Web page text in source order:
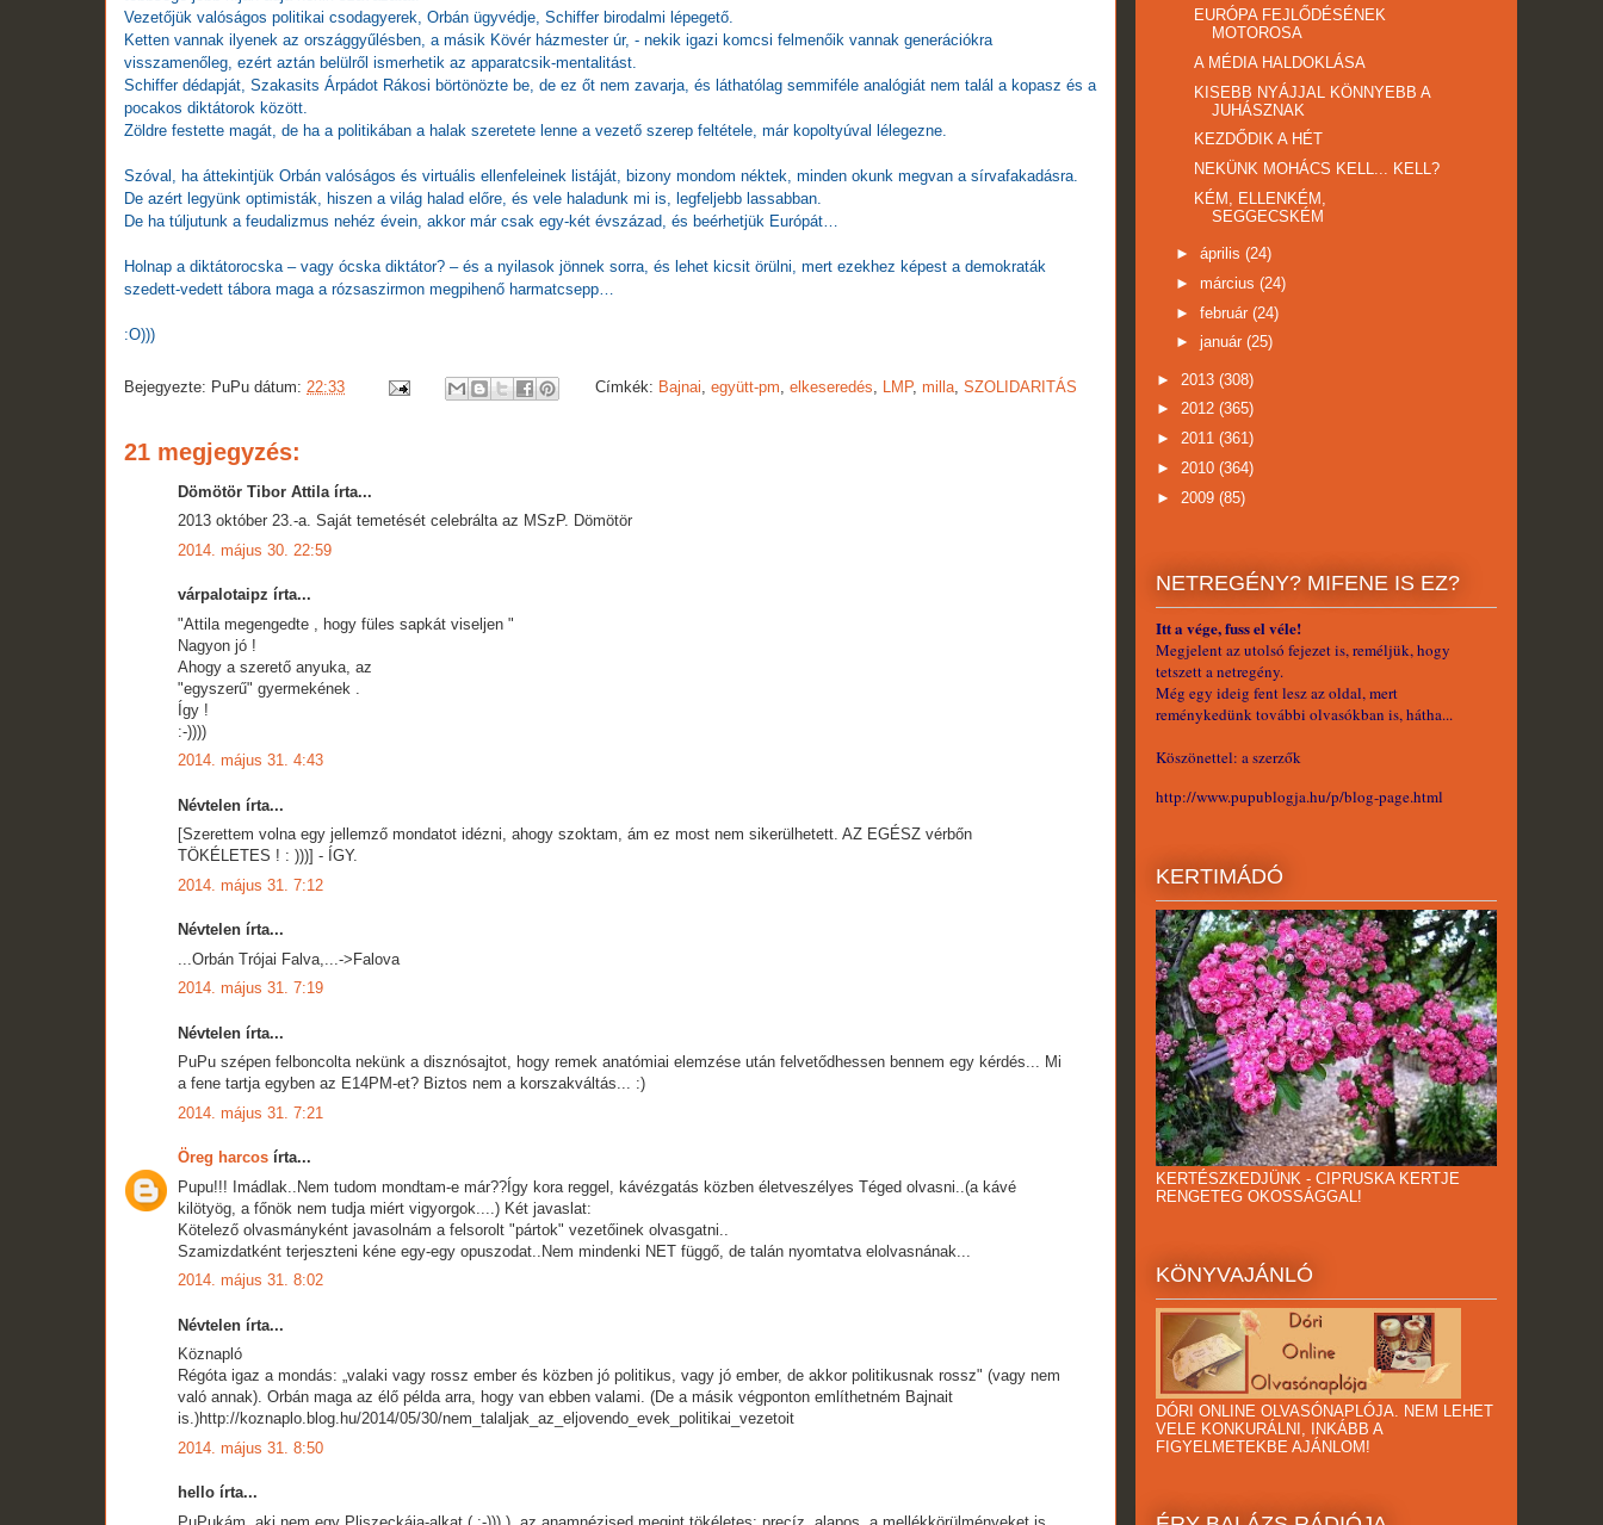
Vezetőjük valóságos politikai csodagyerek, Orbán ügyvédje, Schiffer birodalmi lépegető.
Ketten vannak ilyenek az országgyűlésben, a másik Kövér házmester úr, - nekik igazi komcsi felmenőik vannak generációkra
visszamenőleg, ezért aztán belülről ismerhetik az apparatcsik-mentalitást.
Schiffer dédapját, Szakasits Árpádot Rákosi börtönözte be, de ez őt nem zavarja, és láthatólag semmiféle analógiát nem talál a kopasz és a
pocakos diktátorok között.
Zöldre festette magát, de ha a politikában a halak szeretete lenne a vezető szerep feltétele, már kopoltyúval lélegezne.
Szóval, ha áttekintjük Orbán valóságos és virtuális ellenfeleinek listáját, bizony mondom néktek, minden okunk megvan a sírvafakadásra.
De azért legyünk optimisták, hiszen a világ halad előre, és vele haladunk mi is, legfeljebb lassabban.
De ha túljutunk a feudalizmus nehéz évein, akkor már csak egy-két évszázad, és beérhetjük Európát…
Holnap a diktátorocska – vagy ócska diktátor? – és a nyilasok jönnek sorra, és lehet kicsit örülni, mert ezekhez képest a demokraták
szedett-vedett tábora maga a rózsaszirmon megpihenő harmatcsepp…
:O)))
Bejegyezte: PuPu dátum: 22:33 Címkék: Bajnai együtt-pm elkeseredés LMP, milla, SZOLIDARITÁS
21 megjegyzés:
Dömötör Tibor Attila írta...
2013 október 23.-a. Saját temetését celebrálta az MSzP. Dömötör
2014. május 30. 22:59
várpalotaipz írta...
"Attila megengedte , hogy füles sapkát viseljen "
Nagyon jó !
Ahogy a szerető anyuka, az
"egyszerű" gyermekének .
Így !
:-))))
2014. május 31. 4:43
Névtelen írta...
[Szerettem volna egy jellemző mondatot idézni, ahogy szoktam, ám ez most nem sikerülhetett. AZ EGÉSZ vérbőn
TÖKÉLETES ! : )))] - ÍGY.
2014. május 31. 7:12
Névtelen írta...
...Orbán Trójai Falva,...->Falova
2014. május 31. 7:19
Névtelen írta...
PuPu szépen felboncolta nekünk a disznósajtot, hogy remek anatómiai elemzése után felvetődhessen bennem egy kérdés... Mi
a fene tartja egyben az E14PM-et? Biztos nem a korszakváltás... :)
2014. május 31. 7:21
Öreg harcos írta...
Pupu!!! Imádlak..Nem tudom mondtam-e már??Így kora reggel, kávézgatás közben életveszélyes Téged olvasni..(a kávé
kilötyög, a főnök nem tudja miért vigyorgok....) Két javaslat:
Kötelező olvasmányként javasolnám a felsorolt "pártok" vezetőinek olvasgatni..
Szamizdatként terjeszteni kéne egy-egy opuszodat..Nem mindenki NET függő, de talán nyomtatva elolvasnának...
2014. május 31. 8:02
Névtelen írta...
Köznapló
Régóta igaz a mondás: „valaki vagy rossz ember és közben jó politikus, vagy jó ember, de akkor politikusnak rossz" (vagy nem
való annak). Orbán maga az élő példa arra, hogy van ebben valami. (De a másik végponton említhetném Bajnait
is.)http://koznaplo.blog.hu/2014/05/30/nem_talaljak_az_eljovendo_evek_politikai_vezetoit
2014. május 31. 8:50
hello írta...
EURÓPA FEJLŐDÉSÉNEK
MOTOROSA
A MÉDIA HALDOKLÁSA
KISEBB NYÁJJAL KÖNNYEBB A
JUHÁSZNAK
KEZDŐDIK A HÉT
NEKÜNK MOHÁCS KELL... KELL?
KÉM, ELLENKÉM,
SEGGECSKÉM
► április (24)
► március (24)
► február (24)
► január (25)
► 2013 (308)
► 2012 (365)
► 2011 (361)
► 2010 (364)
► 2009 (85)
NETREGÉNY? MIFENE IS EZ?
Itt a vége, fuss el véle!
Megjelent az utolsó fejezet is, reméljük, hogy
tetszett a netregény.
Még egy ideig fent lesz az oldal, mert
reménykedünk további olvasókban is, hátha...
Köszönettel: a szerzők
http://www.pupublogja.hu/p/blog-page.html
KERTIMÁDÓ
KERTÉSZKEDJÜNK - CIPRUSKA KERTJE
RENGETEG OKOSSÁGGAL!
KÖNYVAJÁNLÓ
DÓRI ONLINE OLVASÓNAPLÓJA. NEM LEHET
VELE KONKURÁLNI, INKÁBB A
FIGYELMETEKBE AJÁNLOM!